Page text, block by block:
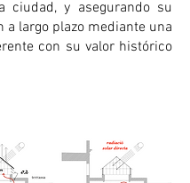
ciudad, y asegurando su
a largo plazo mediante una
con su valor histórico